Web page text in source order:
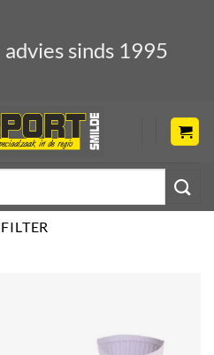
advies sinds 1995
FILTER